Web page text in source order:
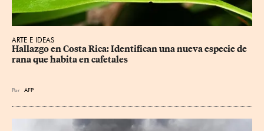
ARTE E IDEAS
Hallazgo en Costa Rica: Identifican una nueva especie de
rana que habita en cafetales
Por AFP